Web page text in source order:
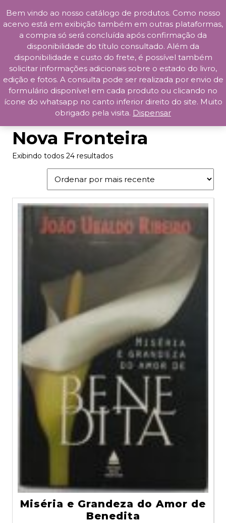
Skip
content
Prosa da Praça
/ Produtos marcados com a tag “Nova Fronteira”
Nova Fronteira
Exibindo todos 24 resultados
Miséria e Grandeza do Amor de
Benedita
Bem vindo ao nosso catálogo de produtos. Como nosso
acervo está em exibição também em outras plataformas,
a compra só será concluída após confirmação da
disponibilidade do título consultado. Além da
disponibilidade e custo do frete, é possível também
solicitar informações adicionais sobre o estado do livro,
edição e fotos. A consulta pode ser realizada por envio de
formulário disponível em cada produto ou clicando no
ícone do whatsapp no canto inferior direito do site. Muito
obrigado pela visita. Dispensar